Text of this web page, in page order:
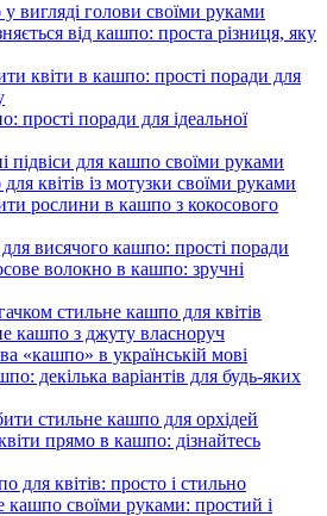
вигляді голови своїми руками
від кашпо: проста різниця, яку
квіти в кашпо: прості поради для
прості поради для ідеальної
підвіси для кашпо своїми руками
квітів із мотузки своїми руками
рослини в кашпо з кокосового
висячого кашпо: прості поради
волокно в кашпо: зручні
стильне кашпо для квітів
кашпо з джуту власноруч
«кашпо» в українській мові
декілька варіантів для будь-яких
стильне кашпо для орхідей
прямо в кашпо: дізнайтесь
для квітів: просто і стильно
кашпо своїми руками: простий і